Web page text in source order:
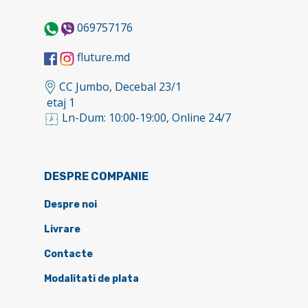
069757176
fluture.md
CC Jumbo, Decebal 23/1
etaj 1
Ln-Dum: 10:00-19:00, Online 24/7
DESPRE COMPANIE
Despre noi
Livrare
Contacte
Modalitati de plata